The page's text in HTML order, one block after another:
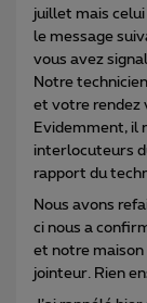
juillet mais celui
le message
vous avez
Notre
et votre rendez
Evidemment, il
interlocuteurs
rapport du
Nous avons
ci nous a
et notre
jointeur. Rien